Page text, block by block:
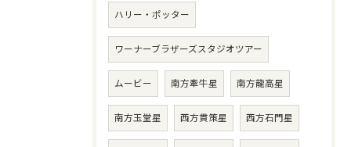
ハリー・ポッター
ワーナーブラザーズスタジオツアー
ムービー 南方牽牛星 南方龍高星
南方玉堂星 西方貫策星 西方石門星